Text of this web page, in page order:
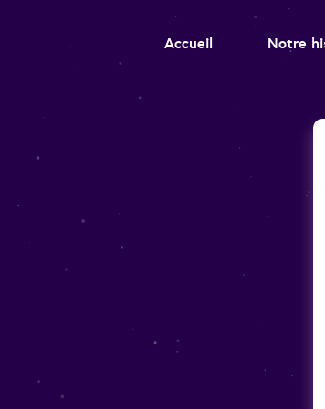
Accueil Notre